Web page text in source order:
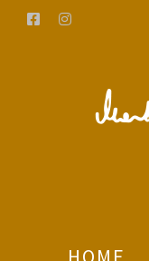
Zum FacebookInstagram